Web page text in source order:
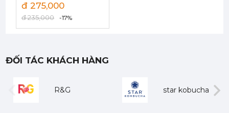
đ 275,000
đ 235,000 -17%
ĐỐI TÁC KHÁCH HÀNG
R&G star kobucha